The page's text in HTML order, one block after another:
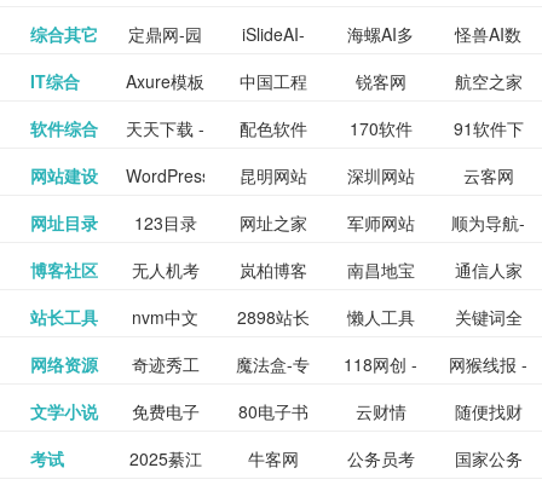
全 频
包括上映
影片的影
讯查询及
购票服
务。你可
_www.sanmao.com.cn_
素材免费
图库
nas论
坛|nas1.cn|nas1|nas
流社区
文写作-AI
毕业设计-
PPT模板
生成
作 - 国内
领先的AI
图片、文
案创作平
讯飞星火-
懂我的AI
助手
更多>>
综合其它 定鼎网-园
林景观建
筑室内设
iSlideAI-
一键生成
PPT模板
海螺AI多
模态大语
言模型
怪兽AI数
字人
九章开物 更多>>
IT综合 Axure模板
网
中国工程
科技知识
中心
锐客网
航空之家
牛品汇
更多>>
软件综合 天天下载 -
绿色精品
软件应用
配色软件
园
170软件
下载站
91软件下
载
yx12345
下载站
更多>>
网站建设 WordPress
主题模板
下载_爱主
昆明网站
建设
深圳网站
建设
云客网
SEO众包
服务平台
深圳网站
建设
更多>>
网址目录 123目录
网
网址之家 军师网站
目录网址
大全
顺为导航-
办公运营
工具导航
易推分类
目录网
更多>>
博客社区 无人机考
证资讯网
岚柏博客 南昌地宝
网_南昌论
坛
通信人家
园
精易论坛 更多>>
站长工具 nvm中文
网
2898站长
资源平台
懒人工具 关键词全
网指数查
询
SEO工具
- 站长之家
更多>>
网络资源 奇迹秀工
具箱-设计
师必备设
魔法盒-专
业的游戏
动画特效
118网创 -
创业项目
资源分享
网猴线报 -
一个简单
且纯粹的
线报酷 -
专注线报
更多>>
文学小说 免费电子
书下载
80电子书
_八零电子
云财情 随便找财
经网
钱如故 更多>>
考试 2025綦江 牛客网 公务员考 国家公务